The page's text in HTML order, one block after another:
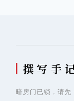
撰 写 手
暗房门已锁，请先